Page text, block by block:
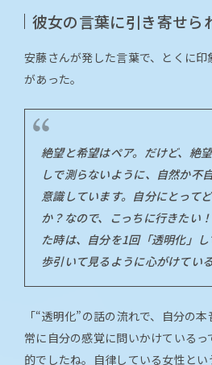
彼女の言葉に引き寄せら
安藤さんが発した言葉で、とくに印
があった。
絶望と希望はペア。だけど、絶
しで測らないように、自然か不
意識しています。自分にとって
か？なので、こっちに行きたい
た時は、自分を1回「透明化」
歩引いて見るように心がけている
「“透明化”の話の流れで、自分の
常に自分の感覚に問いかけている
的でしたね。自律している女性と